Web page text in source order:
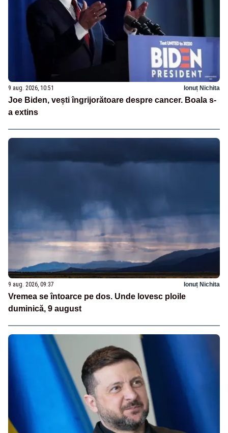
9 aug. 2026, 10:51 Ionuț Nichita
Joe Biden, vești îngrijorătoare despre cancer. Boala s-
a extins
9 aug. 2026, 09:37 Ionuț Nichita
Vremea se întoarce pe dos. Unde lovesc ploile
duminică, 9 august